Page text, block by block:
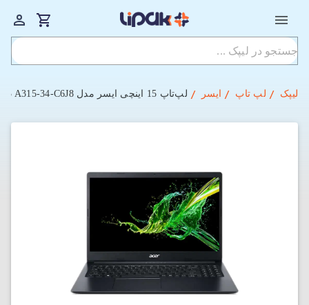
لیپک لپ تاپ ایسر لپ‌تاپ 15 اینچی ایسر مدل Aspire 3 A315-34-C6J8